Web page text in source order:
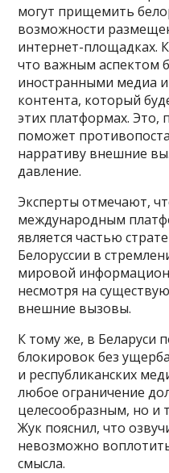
могут прищемить
возможности
интернет-площадках.
что важным аспектом
иностранными медиа
контента, который
этих платформах.
поможет
нарративу внешние
давление.
Эксперты отмечают,
международным
является частью
Белоруссии в
мировой
несмотря на
внешние вызовы.
К тому же, в Беларуси
блокировок без
и республиканских
любое ограничение
целесообразным, но и
Жук пояснил, что
невозможно
смысла.